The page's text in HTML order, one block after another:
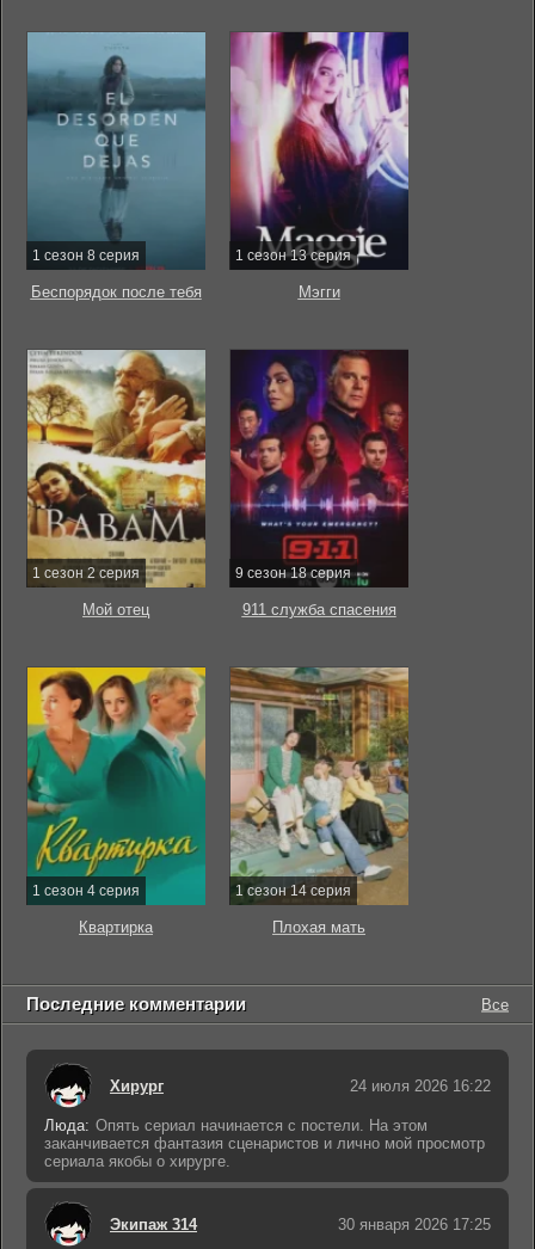
1 сезон 8 серия
Беспорядок после тебя
1 сезон 13 серия
Мэгги
1 сезон 2 серия
Мой отец
9 сезон 18 серия
911 служба спасения
1 сезон 4 серия
Квартирка
1 сезон 14 серия
Плохая мать
Последние комментарии Все
Хирург 24 июля 2026 16:22
Люда: Опять сериал начинается с постели. На этом
заканчивается фантазия сценаристов и лично мой просмотр
сериала якобы о хирурге.
Экипаж 314 30 января 2026 17:25